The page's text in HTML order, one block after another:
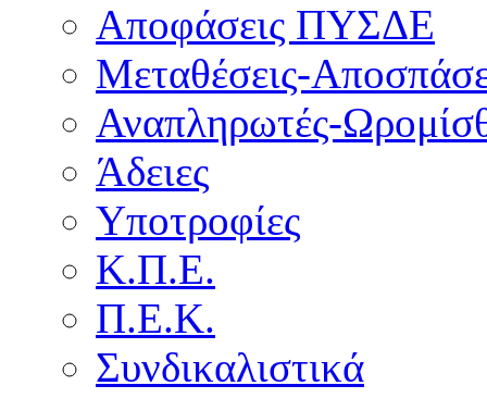
Αποφάσεις ΠΥΣΔΕ
Μεταθέσεις-
Αναπληρωτές-
Άδειες
Υποτροφίες
Κ.Π.Ε.
Π.Ε.Κ.
Συνδικαλιστικά